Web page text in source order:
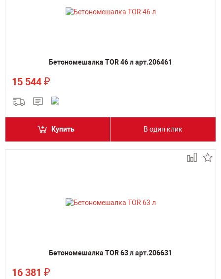
Бетономешалка TOR 46 л арт.206461
15 544 ₽
Купить В один клик
Бетономешалка TOR 63 л арт.206631
16 381 ₽